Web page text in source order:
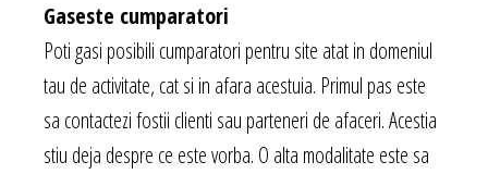
Gaseste cumparatori
Poti gasi posibili cumparatori pentru site atat in domeniul
tau de activitate, cat si in afara acestuia. Primul pas este
sa contactezi fostii clienti sau parteneri de afaceri. Acestia
stiu deja despre ce este vorba. O alta modalitate este sa